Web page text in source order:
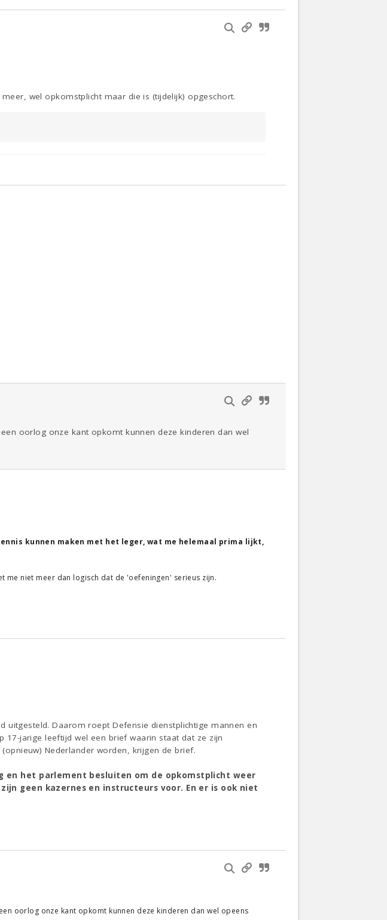
wel opkomstplicht maar die is (tijdelijk) opgeschort.
oorlog onze kant opkomt kunnen deze kinderen dan wel
kunnen maken met het leger, wat me helemaal prima lijkt,
niet meer dan logisch dat de 'oefeningen' serieus zijn.
Daarom roept Defensie dienstplichtige mannen en
jarige leeftijd wel een brief waarin staat dat ze zijn
Nederlander worden, krijgen de brief.
het parlement besluiten om de opkomstplicht weer
geen kazernes en instructeurs voor. En er is ook niet
oorlog onze kant opkomt kunnen deze kinderen dan wel opeens